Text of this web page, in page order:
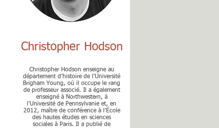
Christopher Hodson enseigne au
département d’histoire de l’Université
Brigham Young, où il occupe le rang
de professeur associé. Il a également
enseigné à Northwestern, à
l’Université de Pennsylvanie et, en
2012, maître de conférence à l’École
des hautes études en sciences
sociales à Paris. Il a publié de
Christopher Hodson